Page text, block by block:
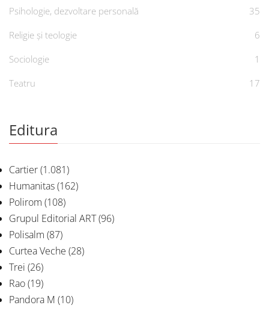
Psihologie, dezvoltare personală
35
Religie și teologie
6
Sociologie
1
Teatru
17
Editura
Cartier(1.081)
Humanitas(162)
Polirom (108)
Grupul Editorial ART(96)
Polisalm (87)
Curtea Veche (28)
Trei (26)
Rao(19)
Pandora M (10)